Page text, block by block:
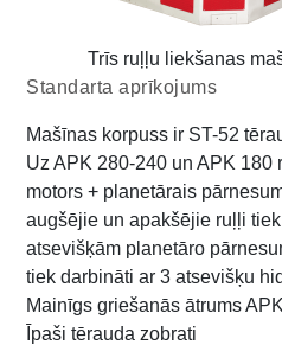
Trīs ruļļu liekšanas
Standarta aprīkojums
Mašīnas korpuss ir ST-52
Uz APK 280-240 un APK
motors + planetārais
augšējie un apakšējie ruļļi
atsevišķām planetāro
tiek darbināti ar 3 atsevišķu
Mainīgs griešanās ātrums
Īpaši tērauda zobrati